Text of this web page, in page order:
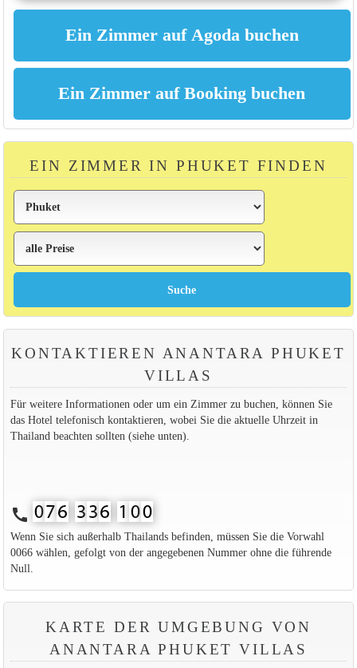
EIN ZIMMER IN PHUKET FINDEN
KONTAKTIEREN ANANTARA PHUKET
VILLAS
Für weitere Informationen oder um ein Zimmer zu buchen, können Sie
das Hotel telefonisch kontaktieren, wobei Sie die aktuelle Uhrzeit in
Thailand beachten sollten (siehe unten).
call
Wenn Sie sich außerhalb Thailands befinden, müssen Sie die Vorwahl
0066 wählen, gefolgt von der angegebenen Nummer ohne die führende
Null.
KARTE DER UMGEBUNG VON
ANANTARA PHUKET VILLAS